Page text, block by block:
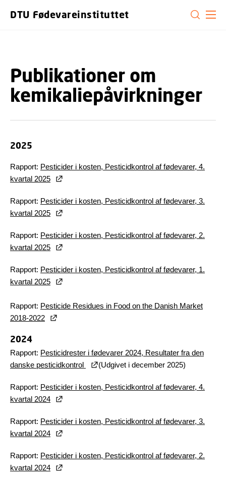
DTU Fødevareinstituttet
Publikationer om
kemikaliepåvirkninger
2025
Rapport: Pesticider i kosten, Pesticidkontrol af fødevarer, 4.
kvartal 2025
Rapport: Pesticider i kosten, Pesticidkontrol af fødevarer, 3.
kvartal 2025
Rapport: Pesticider i kosten, Pesticidkontrol af fødevarer, 2.
kvartal 2025
Rapport: Pesticider i kosten, Pesticidkontrol af fødevarer, 1.
kvartal 2025
Rapport: Pesticide Residues in Food on the Danish Market
2018-2022
2024
Rapport: Pesticidrester i fødevarer 2024, Resultater fra den
danske pesticidkontrol
(Udgivet i december 2025)
Rapport: Pesticider i kosten, Pesticidkontrol af fødevarer, 4.
kvartal 2024
Rapport: Pesticider i kosten, Pesticidkontrol af fødevarer, 3.
kvartal 2024
Rapport: Pesticider i kosten, Pesticidkontrol af fødevarer, 2.
kvartal 2024